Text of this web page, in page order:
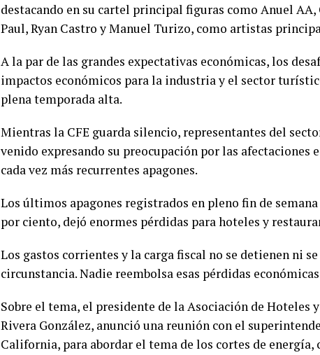
destacando en su cartel principal figuras como Anuel AA,
Paul, Ryan Castro y Manuel Turizo, como artistas
A la par de las grandes expectativas económicas, los
impactos económicos para la industria y el sector
plena temporada alta.
Mientras la CFE guarda silencio, representantes del
venido expresando su preocupación por las afectaciones
cada vez más recurrentes apagones.
Los últimos apagones registrados en pleno fin de
por ciento, dejó enormes pérdidas para hoteles y
Los gastos corrientes y la carga fiscal no se detienen ni
circunstancia. Nadie reembolsa esas pérdidas
Sobre el tema, el presidente de la Asociación de Hoteles
Rivera González, anunció una reunión con el
California, para abordar el tema de los cortes de